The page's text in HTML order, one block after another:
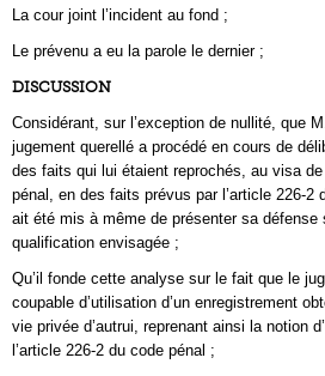
La cour joint l’incident au fond ;
Le prévenu a eu la parole le dernier ;
DISCUSSION
Considérant, sur l’exception de nullité, que
jugement querellé a procédé en cours de
des faits qui lui étaient reprochés, au visa de
pénal, en des faits prévus par l’article 226-2
ait été mis à même de présenter sa défense
qualification envisagée ;
Qu’il fonde cette analyse sur le fait que le
coupable d’utilisation d’un enregistrement
vie privée d’autrui, reprenant ainsi la notion
l’article 226-2 du code pénal ;